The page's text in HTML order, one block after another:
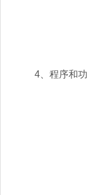
4、程序和功